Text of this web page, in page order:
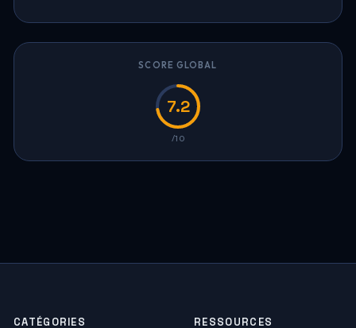
SCORE GLOBAL
7.2
/10
CATÉGORIES RESSOURCES